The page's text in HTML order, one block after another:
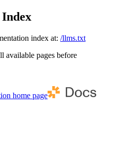
index at: /llms.txt
available pages before
home page